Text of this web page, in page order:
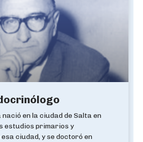
en la ciudad de Salta en
estudios primarios y
ciudad, y se doctoró en